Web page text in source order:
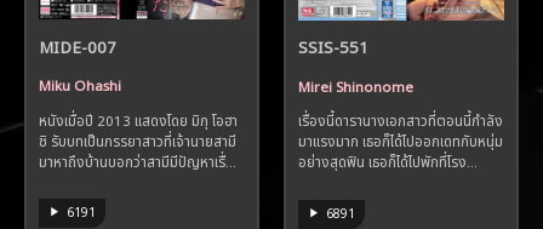
MIDE-007
Miku Ohashi
หนังเมื่อปี 2013 แสดงโดย มิกุ โอฮา
ชิ รับบทเป็นภรรยาสาวที่เจ้านายสามี
มาหาถึงบ้านบอกว่าสามีมีปัญหาเรื่...
6191
SSIS-551
Mirei Shinonome
เรื่องนี้ดารานางเอกสาวที่ตอนนี้กำลัง
มาแรงมาก เธอก็ได้ไปออกเดทกับหนุ่ม
อย่างสุดฟิน เธอก็ได้ไปพักที่โรง...
6891